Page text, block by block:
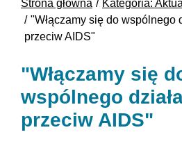
Strona główna
Kategoria:
"Włączamy się do wspólnego
przeciw AIDS"
"Włączamy się
wspólnego
przeciw AIDS"